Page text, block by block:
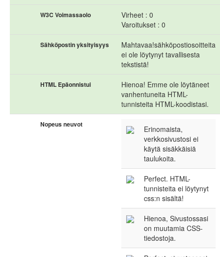
W3C Voimassaolo
Virheet : 0
Varoitukset : 0
Sähköpostin yksityisyys
Mahtavaa!sähköpostiosoitteita
ei ole löytynyt tavallisesta
tekstistä!
HTML Epäonnistui
Hienoa! Emme ole löytäneet
vanhentuneita HTML-
tunnisteita HTML-koodistasi.
Nopeus neuvot
Erinomaista,
verkkosivustosi ei
käytä sisäkkäisiä
taulukoita.
Perfect. HTML-
tunnisteita ei löytynyt
css:n sisältä!
Hienoa, Sivustossasi
on muutamia CSS-
tiedostoja.